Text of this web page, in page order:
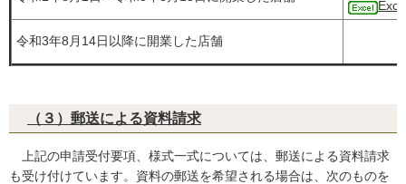
令和3年8月14日以降に開業した店舗
（３）郵送による資料請求
上記の申請受付要項、様式一式については、郵送による資料請求
も受け付けています。資料の郵送を希望される場合は、次のものを